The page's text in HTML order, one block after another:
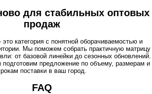
для стабильных оптовых
продаж
категория с понятной оборачиваемостью и
Мы поможем собрать практичную матрицу
от базовой линейки до сезонных обновлений.
подготовим предложение по объему, размерам и
поставки в ваш город.
FAQ